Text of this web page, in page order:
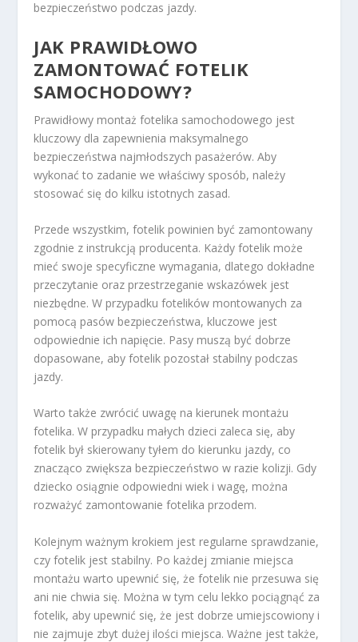
bezpieczeństwo podczas jazdy.
JAK PRAWIDŁOWO
ZAMONTOWAĆ FOTELIK
SAMOCHODOWY?
Prawidłowy montaż fotelika samochodowego jest
kluczowy dla zapewnienia maksymalnego
bezpieczeństwa najmłodszych pasażerów. Aby
wykonać to zadanie we właściwy sposób, należy
stosować się do kilku istotnych zasad.
Przede wszystkim, fotelik powinien być zamontowany
zgodnie z instrukcją producenta. Każdy fotelik może
mieć swoje specyficzne wymagania, dlatego dokładne
przeczytanie oraz przestrzeganie wskazówek jest
niezbędne. W przypadku fotelików montowanych za
pomocą pasów bezpieczeństwa, kluczowe jest
odpowiednie ich napięcie. Pasy muszą być dobrze
dopasowane, aby fotelik pozostał stabilny podczas
jazdy.
Warto także zwrócić uwagę na kierunek montażu
fotelika. W przypadku małych dzieci zaleca się, aby
fotelik był skierowany tyłem do kierunku jazdy, co
znacząco zwiększa bezpieczeństwo w razie kolizji. Gdy
dziecko osiągnie odpowiedni wiek i wagę, można
rozważyć zamontowanie fotelika przodem.
Kolejnym ważnym krokiem jest regularne sprawdzanie,
czy fotelik jest stabilny. Po każdej zmianie miejsca
montażu warto upewnić się, że fotelik nie przesuwa się
ani nie chwia się. Można w tym celu lekko pociągnąć za
fotelik, aby upewnić się, że jest dobrze umiejscowiony i
nie zajmuje zbyt dużej ilości miejsca. Ważne jest także,